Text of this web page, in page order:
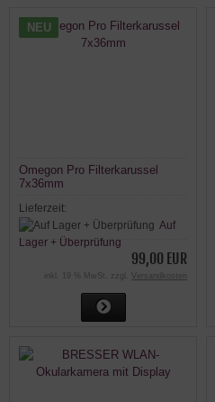
NEU
Omegon Pro Filterkarussel
7x36mm
Lieferzeit:
Auf
Lager + Überprüfung
99,00 EUR
inkl. 19 % MwSt. zzgl. Versandkosten